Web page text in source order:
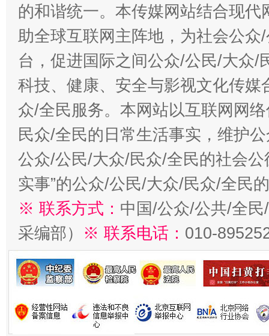
的和谐统一。本传媒网站结合现
助全球互联网主阵地，为社会公
台，促进国际之间公众/公民/大众/
科技、健康、安全与影视文化传
众/全民服务。本网站以互联网网
民众/全民的日常生活事实，维护
公众/公民/大众/民众/全民的社会公
实事”的公众/公民/大众/民众/全民
※ 联系方式： 中国/公众/公共/全
采编部） ※ 联系电话： 010-